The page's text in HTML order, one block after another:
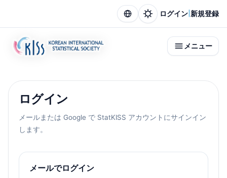
ログイン 新規登録
メニュー
ログイン
メールまたは Google で StatKISS アカウントにサインイン
します。
メールでログイン